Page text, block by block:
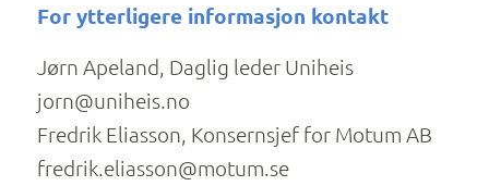
For ytterligere informasjon kontakt
Jørn Apeland, Daglig leder Uniheis
jorn@uniheis.no
Fredrik Eliasson, Konsernsjef for Motum AB
fredrik.eliasson@motum.se